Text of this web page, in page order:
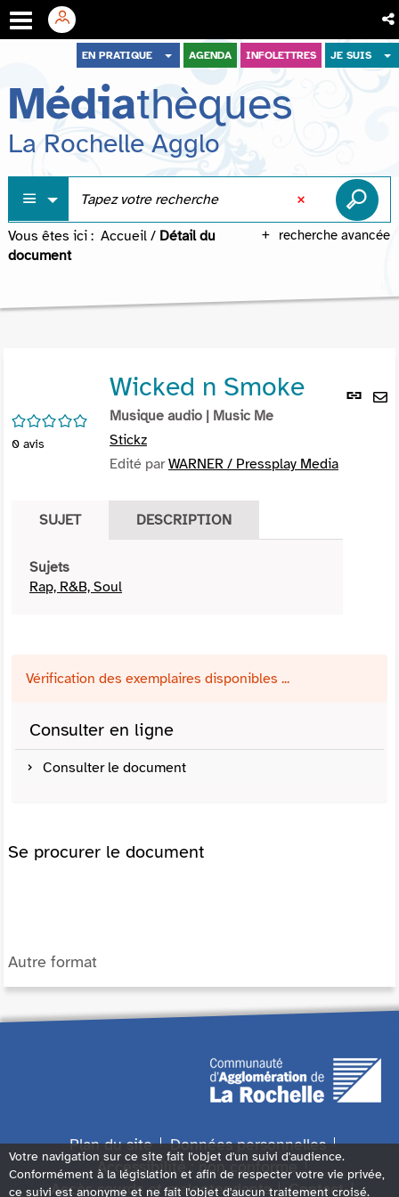
menu
contenu
recherche
EN PRATIQUE AGENDA INFOLETTRES JE SUIS
Médiathèques
La Rochelle Agglo
recherche avancée
Vous êtes ici : Accueil / Détail du
document
Lien
/5
0 avis
Wicked n Smoke
Musique audio | Music Me
Stickz
Edité parWARNER / Pressplay Media
SUJET DESCRIPTION
Sujets
Rap, R&B, Soul
Vérification des exemplaires disponibles ...
Consulter en ligne
Consulter le document
Se procurer le document
Autre format
Plan du site
Données personnelles
Accessibilité : non conforme
Accès sourds et malentendants
Contact
Votre navigation sur ce site fait l'objet d'un suivi d'audience.
Conformément à la législation et afin de respecter votre vie privée,
ce suivi est anonyme et ne fait l'objet d'aucun traitement croisé.